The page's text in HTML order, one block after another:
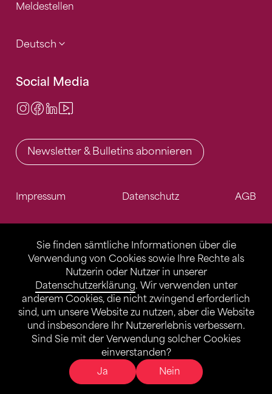
Sie finden sämtliche Informationen über die
Verwendung von Cookies sowie Ihre Rechte als
Nutzerin oder Nutzer in unserer
Datenschutzerklärung. Wir verwenden unter
anderem Cookies, die nicht zwingend erforderlich
sind, um unsere Website zu nutzen, aber die Website
und insbesondere Ihr Nutzererlebnis verbessern.
Sind Sie mit der Verwendung solcher Cookies
einverstanden?
Ja
Nein
Meldestellen
Deutsch
Social Media
Instagram
Facebook
LinkedIn
Newsletter & Bulletins abonnieren
Impressum Datenschutz AGB